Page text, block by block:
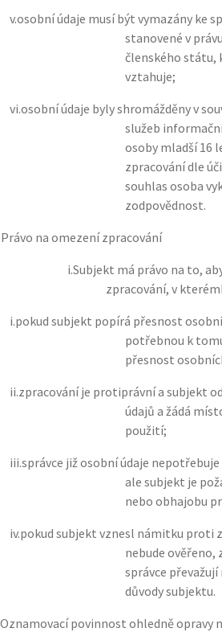
v.osobní údaje musí být vymazány ke
stanovené v
členského státu,
vztahuje;
vi.osobní údaje byly shromážděny v
služeb
osoby mladší 16
zpracování dle
souhlas osoba
zodpovědnost.
Právo na omezení zpracování
i.Subjekt má právo na to,
zpracování, v
i.pokud subjekt popírá přesnost
potřebnou k
přesnost
ii.zpracování je protiprávní a subjekt
údajů a žádá
použití;
iii.správce již osobní údaje
ale subjekt je
nebo obhajobu
iv.pokud subjekt vznesl námitku proti
nebude ověřeno,
správce
důvody subjektu.
Oznamovací povinnost ohledně opravy